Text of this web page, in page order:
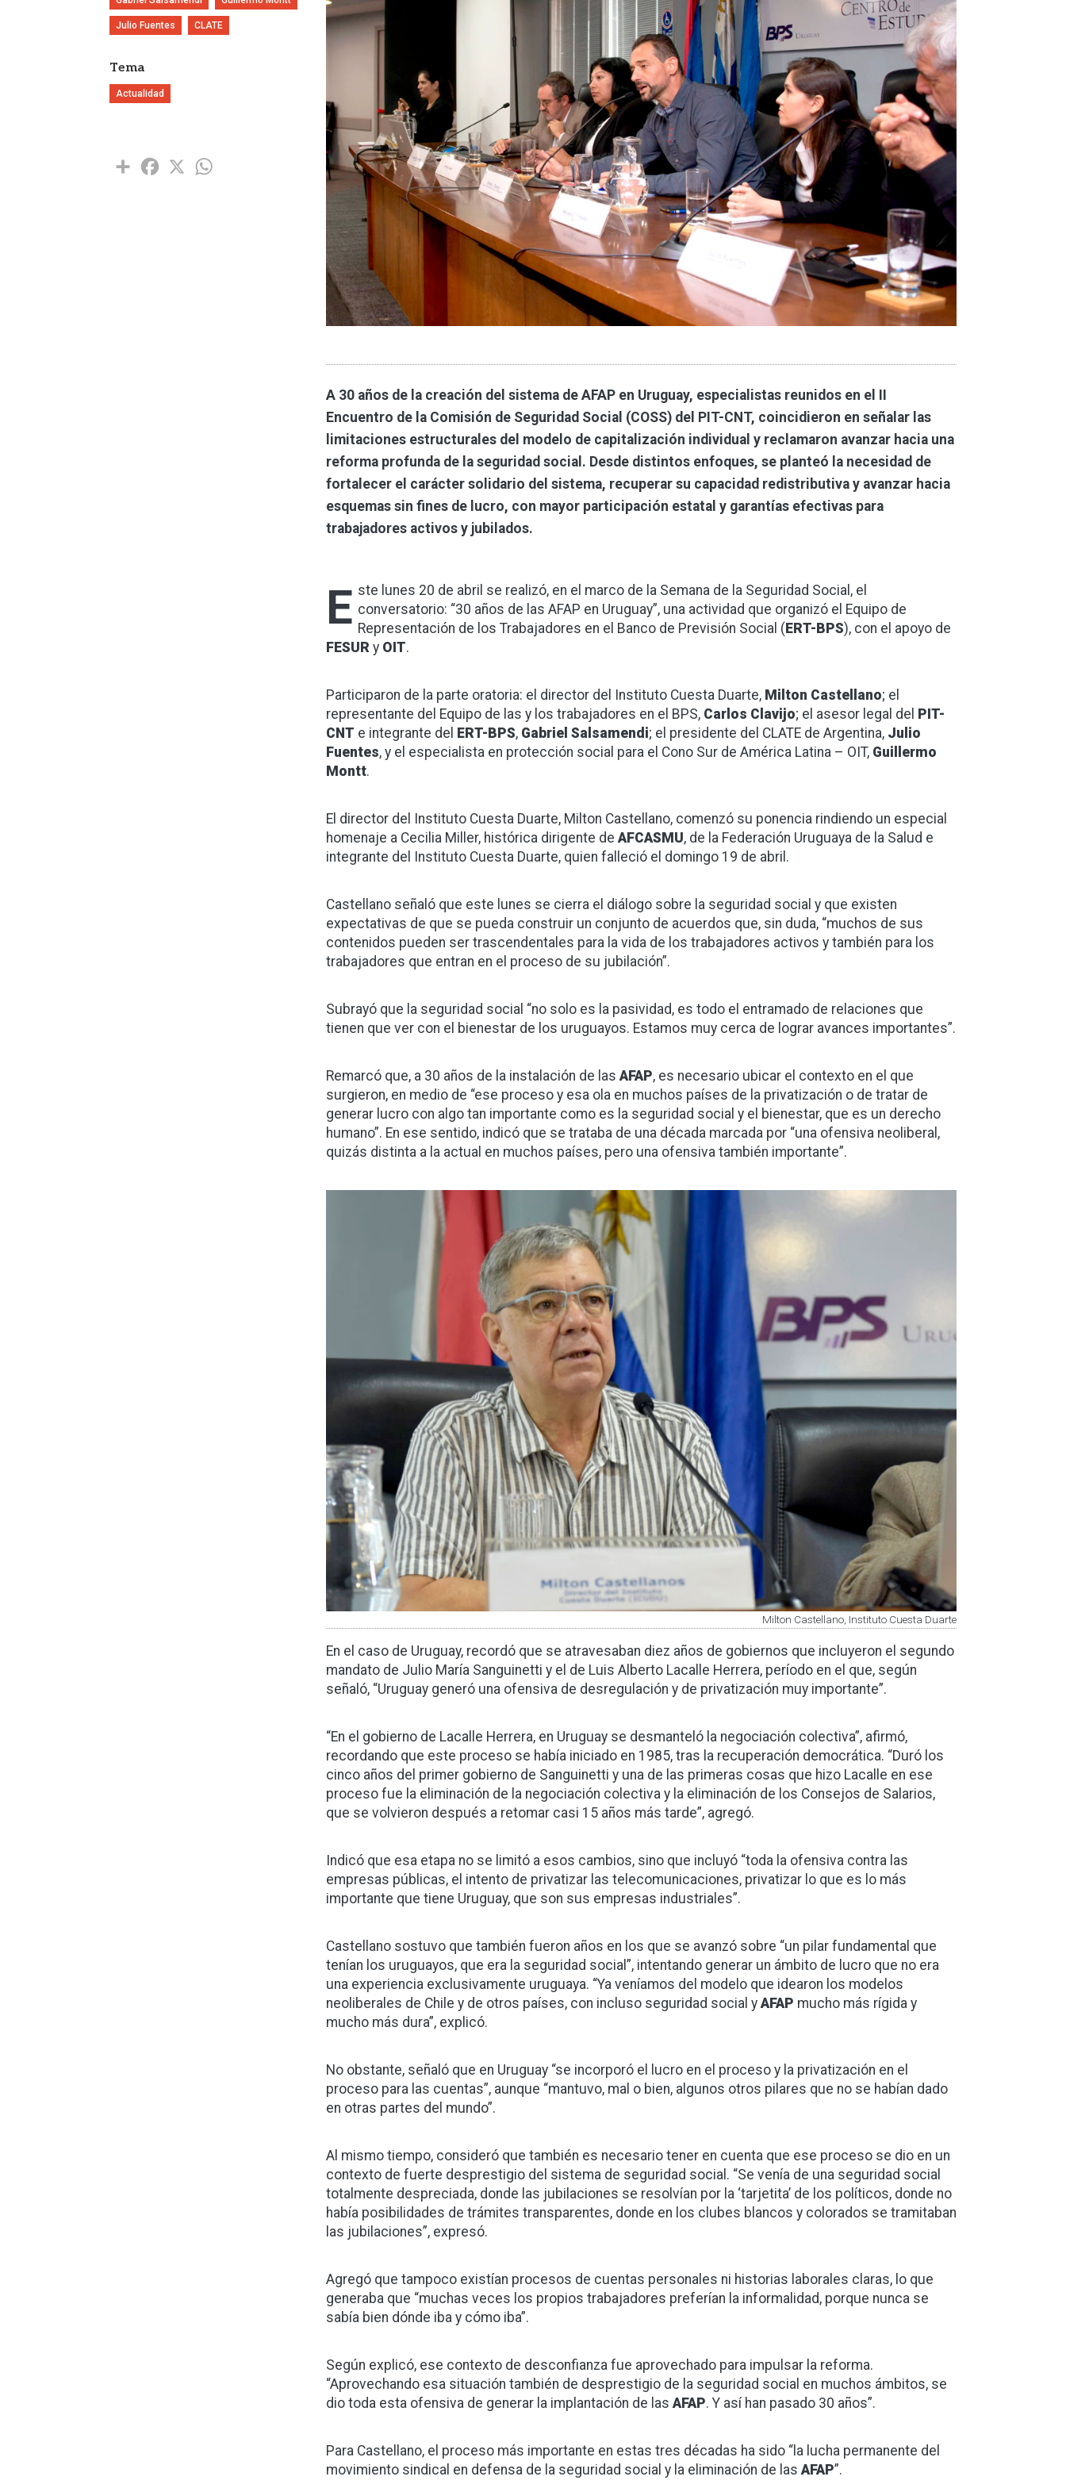
Julio Fuentes CLATE
Tema
Actualidad
Share Facebook
X
A 30 años de la creación del sistema de AFAP en Uruguay, especialistas reunidos en el II
Encuentro de la Comisión de Seguridad Social (COSS) del PIT-CNT, coincidieron en señalar las
limitaciones estructurales del modelo de capitalización individual y reclamaron avanzar hacia una
reforma profunda de la seguridad social. Desde distintos enfoques, se planteó la necesidad de
fortalecer el carácter solidario del sistema, recuperar su capacidad redistributiva y avanzar hacia
esquemas sin fines de lucro, con mayor participación estatal y garantías efectivas para
trabajadores activos y jubilados.
E ste lunes 20 de abril se realizó, en el marco de la Semana de la Seguridad Social, el
conversatorio: “30 años de las AFAP en Uruguay”, una actividad que organizó el Equipo de
Representación de los Trabajadores en el Banco de Previsión Social ( ERT-BPS), con el apoyo de
FESUR y OIT.
Participaron de la parte oratoria: el director del Instituto Cuesta Duarte, Milton Castellano; el
representante del Equipo de las y los trabajadores en el BPS, Carlos Clavijo; el asesor legal del
PIT-
CNT e integrante del ERT-BPS, Gabriel Salsamendi; el presidente del CLATE de Argentina, Julio
Fuentes, y el especialista en protección social para el Cono Sur de América Latina – OIT, Guillermo
Montt.
El director del Instituto Cuesta Duarte, Milton Castellano, comenzó su ponencia rindiendo un especial
homenaje a Cecilia Miller, histórica dirigente de AFCASMU, de la Federación Uruguaya de la Salud e
integrante del Instituto Cuesta Duarte, quien falleció el domingo 19 de abril.
Castellano señaló que este lunes se cierra el diálogo sobre la seguridad social y que existen
expectativas de que se pueda construir un conjunto de acuerdos que, sin duda, “muchos de sus
contenidos pueden ser trascendentales para la vida de los trabajadores activos y también para los
trabajadores que entran en el proceso de su jubilación”.
Subrayó que la seguridad social “no solo es la pasividad, es todo el entramado de relaciones que
tienen que ver con el bienestar de los uruguayos. Estamos muy cerca de lograr avances importantes”.
Remarcó que, a 30 años de la instalación de las AFAP, es necesario ubicar el contexto en el que
surgieron, en medio de “ese proceso y esa ola en muchos países de la privatización o de tratar de
generar lucro con algo tan importante como es la seguridad social y el bienestar, que es un derecho
humano”. En ese sentido, indicó que se trataba de una década marcada por “una ofensiva neoliberal,
quizás distinta a la actual en muchos países, pero una ofensiva también importante”.
Milton Castellano, Instituto Cuesta Duarte
En el caso de Uruguay, recordó que se atravesaban diez años de gobiernos que incluyeron el segundo
mandato de Julio María Sanguinetti y el de Luis Alberto Lacalle Herrera, período en el que, según
señaló, “Uruguay generó una ofensiva de desregulación y de privatización muy importante”.
“En el gobierno de Lacalle Herrera, en Uruguay se desmanteló la negociación colectiva”, afirmó,
recordando que este proceso se había iniciado en 1985, tras la recuperación democrática. “Duró los
cinco años del primer gobierno de Sanguinetti y una de las primeras cosas que hizo Lacalle en ese
proceso fue la eliminación de la negociación colectiva y la eliminación de los Consejos de Salarios,
que se volvieron después a retomar casi 15 años más tarde”, agregó.
Indicó que esa etapa no se limitó a esos cambios, sino que incluyó “toda la ofensiva contra las
empresas públicas, el intento de privatizar las telecomunicaciones, privatizar lo que es lo más
importante que tiene Uruguay, que son sus empresas industriales”.
Castellano sostuvo que también fueron años en los que se avanzó sobre “un pilar fundamental que
tenían los uruguayos, que era la seguridad social”, intentando generar un ámbito de lucro que no era
una experiencia exclusivamente uruguaya. “Ya veníamos del modelo que idearon los modelos
neoliberales de Chile y de otros países, con incluso seguridad social y AFAP mucho más rígida y
mucho más dura”, explicó.
No obstante, señaló que en Uruguay “se incorporó el lucro en el proceso y la privatización en el
proceso para las cuentas”, aunque “mantuvo, mal o bien, algunos otros pilares que no se habían dado
en otras partes del mundo”.
Al mismo tiempo, consideró que también es necesario tener en cuenta que ese proceso se dio en un
contexto de fuerte desprestigio del sistema de seguridad social. “Se venía de una seguridad social
totalmente despreciada, donde las jubilaciones se resolvían por la ‘tarjetita’ de los políticos, donde no
había posibilidades de trámites transparentes, donde en los clubes blancos y colorados se tramitaban
las jubilaciones”, expresó.
Agregó que tampoco existían procesos de cuentas personales ni historias laborales claras, lo que
generaba que “muchas veces los propios trabajadores preferían la informalidad, porque nunca se
sabía bien dónde iba y cómo iba”.
Según explicó, ese contexto de desconfianza fue aprovechado para impulsar la reforma.
“Aprovechando esa situación también de desprestigio de la seguridad social en muchos ámbitos, se
dio toda esta ofensiva de generar la implantación de las AFAP. Y así han pasado 30 años”.
Para Castellano, el proceso más importante en estas tres décadas ha sido “la lucha permanente del
movimiento sindical en defensa de la seguridad social y la eliminación de las AFAP”.